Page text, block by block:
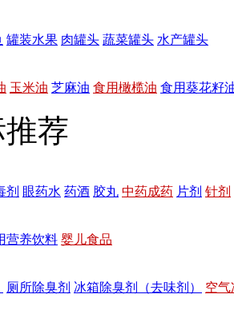
罐装水果 肉罐头 蔬菜罐头 水产罐头
玉米油 芝麻油 食用橄榄油 食用葵花籽
荐
剂 眼药水 药酒 胶丸 中药成药 片剂 针剂
营养饮料 婴儿食品
厕所除臭剂 冰箱除臭剂（去味剂） 空气